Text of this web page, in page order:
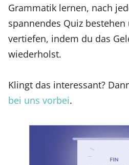
Grammatik lernen, nach
spannendes Quiz
vertiefen, indem du das
wiederholst.
Klingt das interessant?
bei uns vorbei.